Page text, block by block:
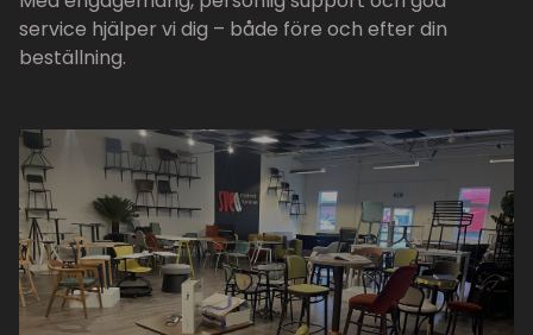
service hjälper vi dig – både före och efter din
beställning.